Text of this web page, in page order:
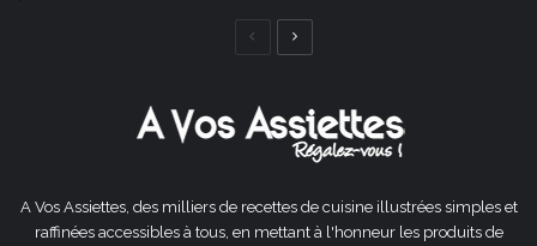
Page
A Vos Assiettes, des milliers de recettes de cuisine illustrées simples et
raffinées accessibles à tous, en mettant à l'honneur les produits de